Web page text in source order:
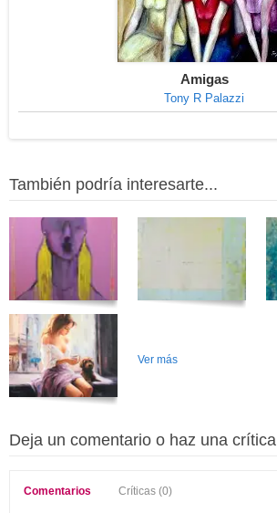
Amigas
Tony R Palazzi
También podría interesarte...
Ver más
Deja un comentario o haz una crítica
Comentarios Críticas (0)